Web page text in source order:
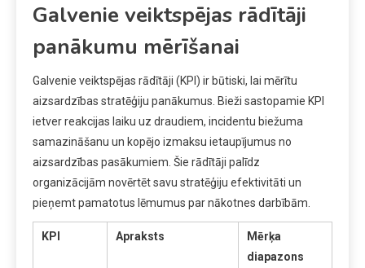
Galvenie veiktspējas rādītāji
panākumu mērīšanai
Galvenie veiktspējas rādītāji (KPI) ir būtiski, lai mērītu
aizsardzības stratēģiju panākumus. Bieži sastopamie KPI
ietver reakcijas laiku uz draudiem, incidentu biežuma
samazināšanu un kopējo izmaksu ietaupījumus no
aizsardzības pasākumiem. Šie rādītāji palīdz
organizācijām novērtēt savu stratēģiju efektivitāti un
pieņemt pamatotus lēmumus par nākotnes darbībām.
KPI Apraksts
Mērķa
diapazons